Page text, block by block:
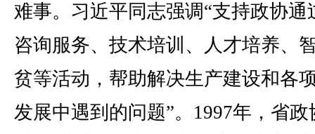
难事。习近平同志强调“支持政协通
咨询服务、技术培训、人才培养、
贫等活动，帮助解决生产建设和各
发展中遇到的问题”。1997年，省政